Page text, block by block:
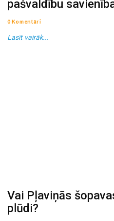
pašvaldību
0 Komentāri
Lasīt vairāk...
Vai Pļaviņās
plūdi?